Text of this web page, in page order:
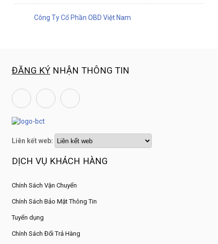
Công Ty Cổ Phần OBD Việt Nam
ĐĂNG KÝ NHẬN THÔNG TIN
Liên kết web:
DỊCH VỤ KHÁCH HÀNG
Chính Sách Vận Chuyển
Chính Sách Bảo Mật Thông Tin
Tuyển dụng
Chính Sách Đổi Trả Hàng